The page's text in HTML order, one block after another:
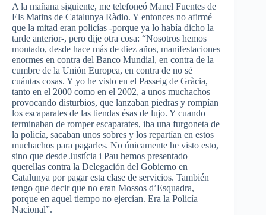
A la mañana siguiente, me telefoneó Manel Fuentes de
Els Matins de Catalunya Ràdio. Y entonces no afirmé
que la mitad eran policías -porque ya lo había dicho la
tarde anterior-, pero dije otra cosa: “Nosotros hemos
montado, desde hace más de diez años, manifestaciones
enormes en contra del Banco Mundial, en contra de la
cumbre de la Unión Europea, en contra de no sé
cuántas cosas. Y yo he visto en el Passeig de Gràcia,
tanto en el 2000 como en el 2002, a unos muchachos
provocando disturbios, que lanzaban piedras y rompían
los escaparates de las tiendas ésas de lujo. Y cuando
terminaban de romper escaparates, iba una furgoneta de
la policía, sacaban unos sobres y los repartían en estos
muchachos para pagarles. No únicamente he visto esto,
sino que desde Justícia i Pau hemos presentado
querellas contra la Delegación del Gobierno en
Catalunya por pagar esta clase de servicios. También
tengo que decir que no eran Mossos d’Esquadra,
porque en aquel tiempo no ejercían. Era la Policía
Nacional”.